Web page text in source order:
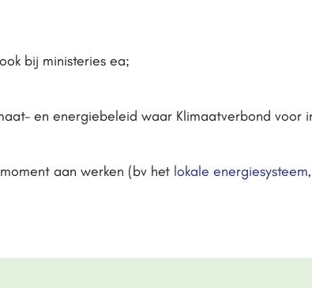
bij ministeries ea;
en energiebeleid waar Klimaatverbond voor
aan werken (bv het lokale energiesysteem,